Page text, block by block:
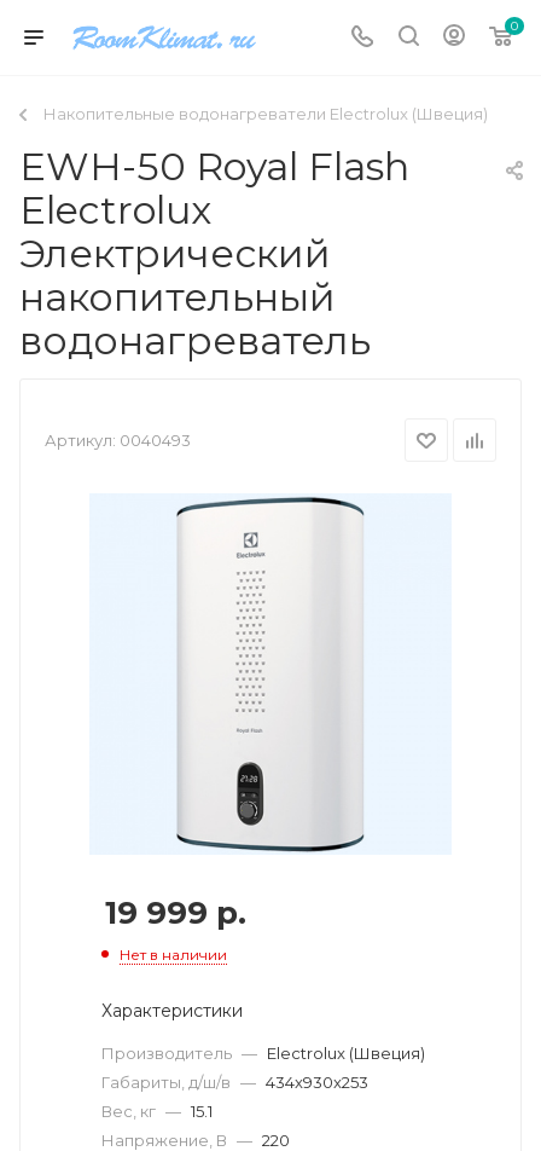
0
Накопительные водонагреватели Electrolux (Швеция)
EWH-50 Royal Flash
Electrolux
Электрический
накопительный
водонагреватель
Артикул: 0040493
19 999 р.
Нет в наличии
Характеристики
Производитель — Electrolux (Швеция)
Габариты, д/ш/в — 434x930x253
Вес, кг — 15.1
Напряжение, В — 220